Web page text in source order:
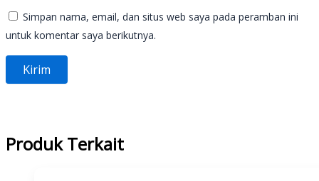
Simpan nama, email, dan situs web saya pada peramban ini
untuk komentar saya berikutnya.
Produk Terkait